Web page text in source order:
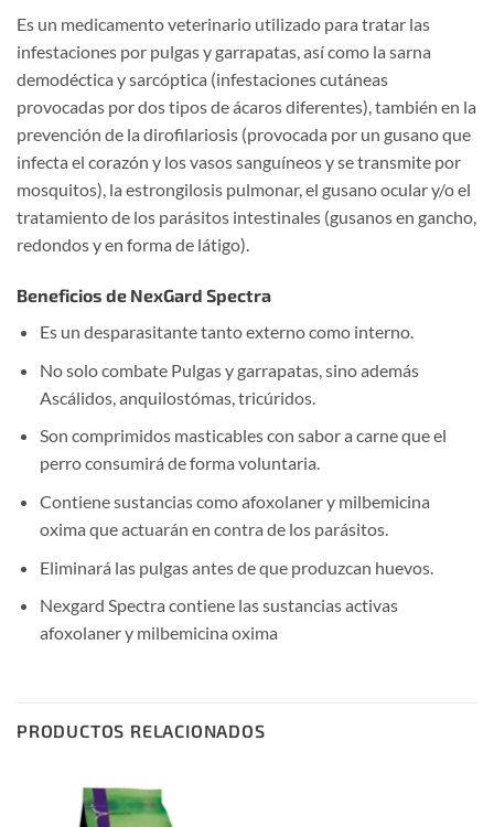
Es un medicamento veterinario utilizado para tratar las
infestaciones por pulgas y garrapatas, así como la sarna
demodéctica y sarcóptica (infestaciones cutáneas
provocadas por dos tipos de ácaros diferentes), también en la
prevención de la dirofilariosis (provocada por un gusano que
infecta el corazón y los vasos sanguíneos y se transmite por
mosquitos), la estrongilosis pulmonar, el gusano ocular y/o el
tratamiento de los parásitos intestinales (gusanos en gancho,
redondos y en forma de látigo).
Beneficios de NexGard Spectra
Es un desparasitante tanto externo como interno.
No solo combate Pulgas y garrapatas, sino además
Ascálidos, anquilostómas, tricúridos.
Son comprimidos masticables con sabor a carne que el
perro consumirá de forma voluntaria.
Contiene sustancias como afoxolaner y milbemicina
oxima que actuarán en contra de los parásitos.
Eliminará las pulgas antes de que produzcan huevos.
Nexgard Spectra contiene las sustancias activas
afoxolaner y milbemicina oxima
PRODUCTOS RELACIONADOS